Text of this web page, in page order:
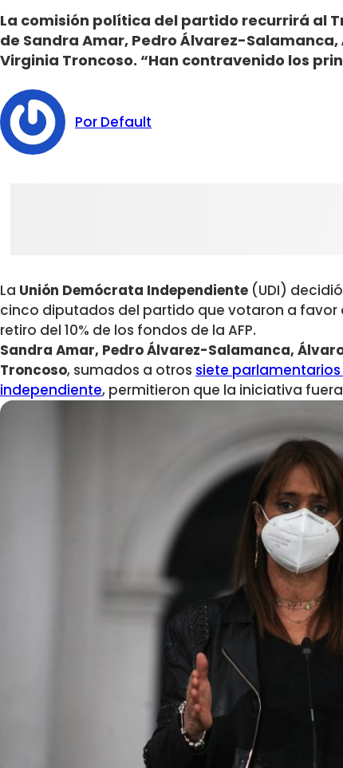
La comisión política del partido recurrirá al
de Sandra Amar, Pedro Álvarez-
Virginia Troncoso. “Han contravenido los
Por Default
La Unión Demócrata Independiente (UDI)
cinco diputados del partido que votaron a favor
retiro del 10% de los fondos de la AFP.
Sandra Amar, Pedro Álvarez-Salamanca,
Troncoso, sumados a otros siete
independiente, permitieron que la iniciativa